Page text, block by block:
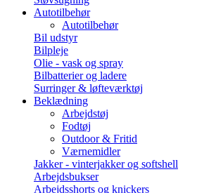
Autotilbehør
Autotilbehør
Bil udstyr
Bilpleje
Olie - vask og spray
Bilbatterier og ladere
Surringer & løfteværktøj
Beklædning
Arbejdstøj
Fodtøj
Outdoor & Fritid
Værnemidler
Jakker - vinterjakker og softshell
Arbejdsbukser
Arbejdsshorts og knickers